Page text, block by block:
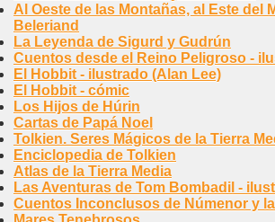
Al Oeste de las Montañas, al Este del
Beleriand
La Leyenda de Sigurd y Gudrún
Cuentos desde el Reino Peligroso -
El Hobbit - ilustrado (Alan Lee)
El Hobbit - cómic
Los Hijos de Húrin
Cartas de Papá Noel
Tolkien. Seres Mágicos de la Tierra
Enciclopedia de Tolkien
Atlas de la Tierra Media
Las Aventuras de Tom Bombadil -
Cuentos Inconclusos de Númenor y